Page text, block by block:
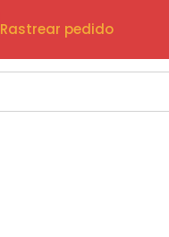
Rastrear pedido